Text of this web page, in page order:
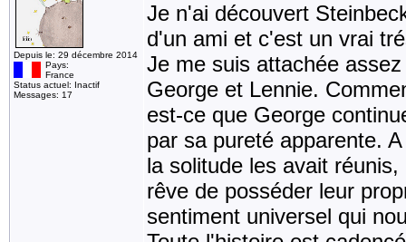
Depuis le: 29 décembre 2014
Pays:
France
Status actuel: Inactif
Messages: 17
Je n'ai découvert
d'un ami et c'est un vrai
Je me suis attachée
George et Lennie.
est-ce que George
par sa pureté apparente.
la solitude les avait
rêve de posséder leur
sentiment universel qui